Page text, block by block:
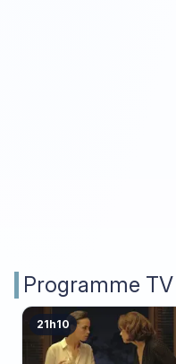
Programme
21h10